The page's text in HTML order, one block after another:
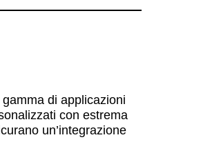
di applicazioni
con estrema
un’integrazione